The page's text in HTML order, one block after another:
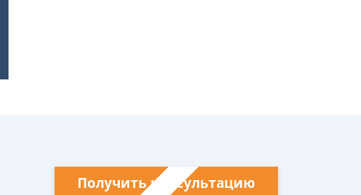
Получить консультацию